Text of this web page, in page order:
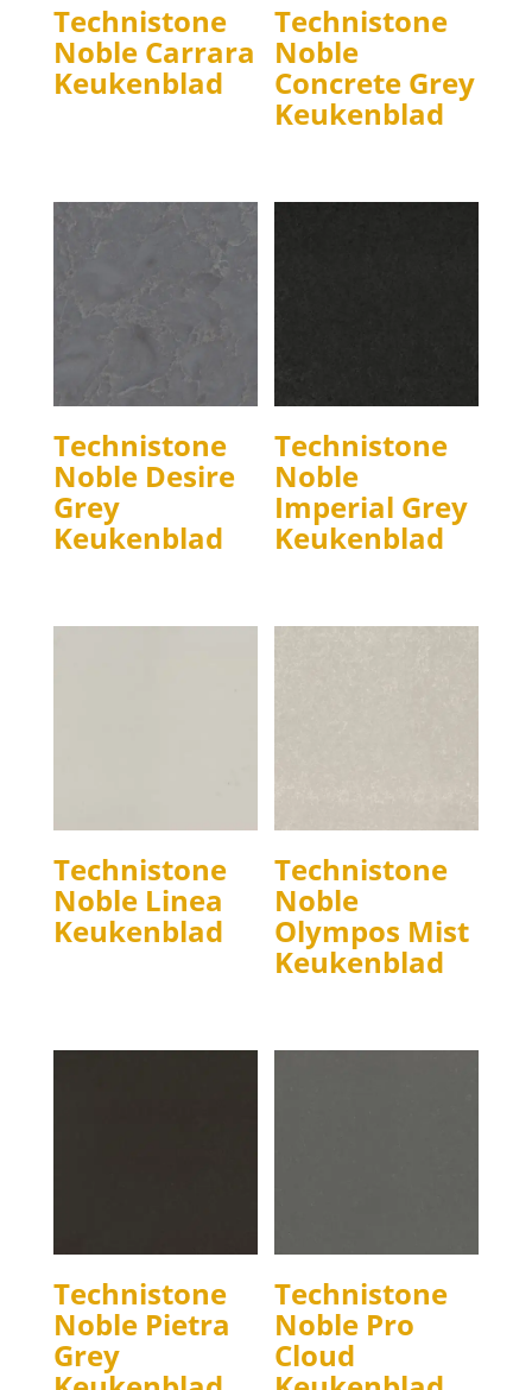
Technistone
Noble Carrara
Keukenblad
Technistone
Noble
Concrete Grey
Keukenblad
Technistone
Noble Desire
Grey
Keukenblad
Technistone
Noble
Imperial Grey
Keukenblad
Technistone
Noble Linea
Keukenblad
Technistone
Noble
Olympos Mist
Keukenblad
Technistone
Noble Pietra
Grey
Technistone
Noble Pro
Cloud